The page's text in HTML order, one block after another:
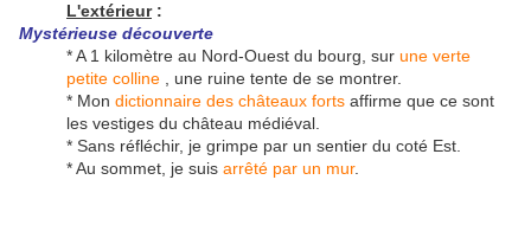
L'extérieur:
Mystérieuse découverte
* A 1 kilomètre au Nord-Ouest du bourg, sur une verte
petite colline , une ruine tente de se montrer.
* Mon dictionnaire des châteaux forts affirme que ce sont
les vestiges du château médiéval.
* Sans réfléchir, je grimpe par un sentier du coté Est.
* Au sommet, je suis arrêté par un mur.